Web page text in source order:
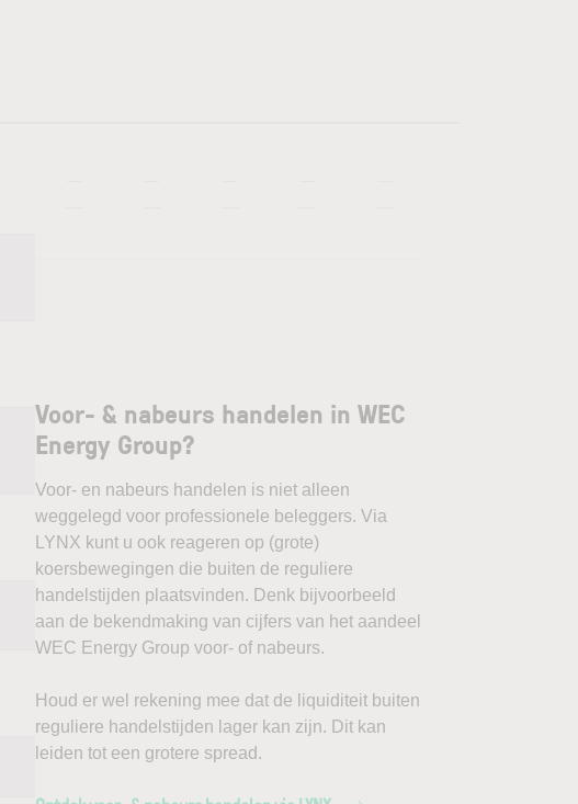
Voor- & nabeurs handelen in WEC
Energy Group?
Voor- en nabeurs handelen is niet alleen
weggelegd voor professionele beleggers. Via
LYNX kunt u ook reageren op (grote)
koersbewegingen die buiten de reguliere
handelstijden plaatsvinden. Denk bijvoorbeeld
aan de bekendmaking van cijfers van het aandeel
WEC Energy Group voor- of nabeurs.
Houd er wel rekening mee dat de liquiditeit buiten
reguliere handelstijden lager kan zijn. Dit kan
leiden tot een grotere spread.